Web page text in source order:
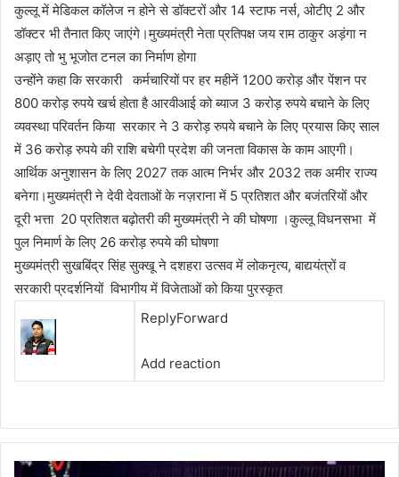
कुल्लू में मेडिकल कॉलेज न होने से डॉक्टरों और 14 स्टाफ नर्स, ओटीए 2 और
डॉक्टर भी तैनात किए जाएंगे।मुख्यमंत्री नेता प्रतिपक्ष जय राम ठाकुर अड़ंगा न
अड़ाए तो भु भूजोत टनल का निर्माण होगा
उन्होंने कहा कि सरकारी कर्मचारियों पर हर महीनें 1200 करोड़ और पेंशन पर
800 करोड़ रुपये खर्च होता है आरवीआई को ब्याज 3 करोड़ रुपये बचाने के लिए
व्यवस्था परिवर्तन किया सरकार ने 3 करोड़ रुपये बचाने के लिए प्रयास किए साल
में 36 करोड़ रुपये की राशि बचेगी प्रदेश की जनता विकास के काम आएगी।
आर्थिक अनुशासन के लिए 2027 तक आत्म निर्भर और 2032 तक अमीर राज्य
बनेगा।मुख्यमंत्री ने देवी देवताओं के नज़राना में 5 प्रतिशत और बजंतरियों और
दूरी भत्ता 20 प्रतिशत बढ़ोतरी की मुख्यमंत्री ने की घोषणा ।कुल्लू विधनसभा में
पुल निमार्ण के लिए 26 करोड़ रुपये की घोषणा
मुख्यमंत्री सुखबिंद्र सिंह सुक्खू ने दशहरा उत्सव में लोकनृत्य, बाद्ययंत्रों व
सरकारी प्रदर्शनियों विभागीय में विजेताओं को किया पुरस्कृत
ReplyForward
Add reaction